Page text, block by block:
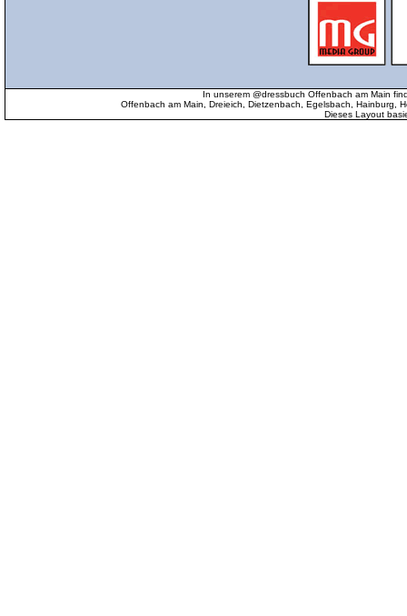
In unserem @dressbuch Offenbach am Main
Offenbach am Main, Dreieich, Dietzenbach, Egelsbach, Hainburg,
Dieses Layout